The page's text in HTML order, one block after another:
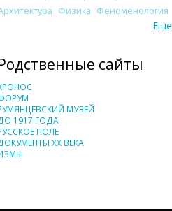
Физика Феноменология
Еще
сайты
МУЗЕЙ
1917 ГОДА
ПОЛЕ
XX ВЕКА